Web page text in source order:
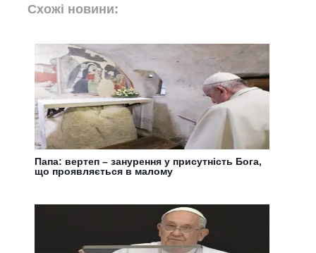
Схожі новини:
Папа: вертеп – занурення у присутність Бога,
що проявляється в малому